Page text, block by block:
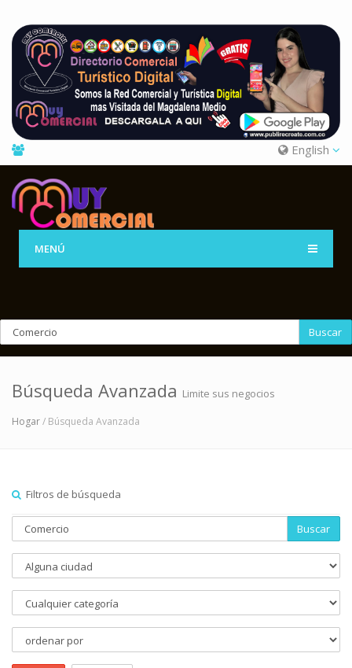
English
MENÚ
Buscar
Búsqueda Avanzada Limite sus negocios
Hogar/ Búsqueda Avanzada
Filtros de búsqueda
Buscar